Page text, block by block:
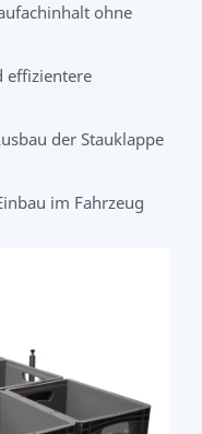
ohne
effizientere
der Stauklappe
im Fahrzeug